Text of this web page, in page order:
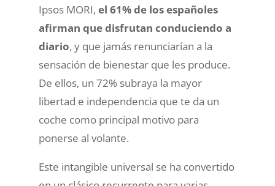
Ipsos MORI, el 61% de los españoles
afirman que disfrutan conduciendo a
diario, y que jamás renunciarían a la
sensación de bienestar que les produce.
De ellos, un 72% subraya la mayor
libertad e independencia que te da un
coche como principal motivo para
ponerse al volante.
Este intangible universal se ha convertido